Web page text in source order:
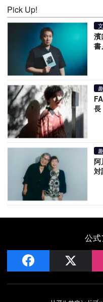
Pick Up!
濱
書
長
阿
対
公式
facebook